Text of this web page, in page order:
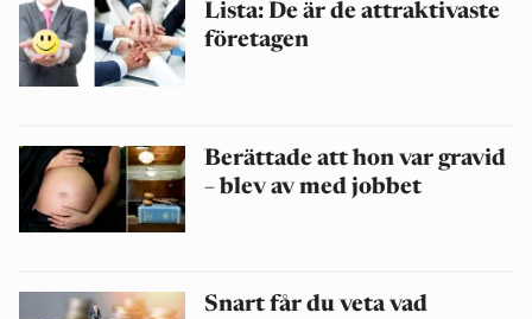
Lista: De är de attraktivaste
företagen
Berättade att hon var gravid
– blev av med jobbet
Snart får du veta vad